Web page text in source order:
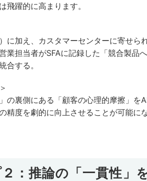
飛躍的に高まります。
に加え、カスタマーセンターに寄せら
業担当者がSFAに記録した「競合製品
合する。
の裏側にある「顧客の心理的摩擦」を
精度を劇的に向上させることが可能にな
：推論の「一貫性」